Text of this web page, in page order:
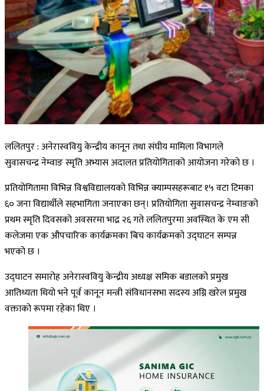
ललितपुर : अनेरास्ववियु केन्द्रीय कानून तथा संघीय मामिला विभागले
सुवासचन्द्र नेम्वाङ स्मृति अभ्यास अदालत प्रतियोगिताको आयोजना गरेको छ ।
प्रतियोगितामा विभिन्न विश्वविद्यालयको विभिन्न क्याम्पसहरूबाट १५ वटा टिमका
६० जना विद्यार्थीले सहभागिता जनाएका छन्। प्रतियोगिता सुवासचन्द्र नेम्वाङको
प्रथम स्मृति दिवसको अवसरमा भाद्र २६ गते ललितपुरमा अवस्थित के एम सी
कलेजमा एक औपचारिक कार्यक्रमका बिच कार्यक्रमको उद्घाटन सम्पन्न
भएको छ ।
उद्घाटन समारोह अनेरास्ववियु केन्द्रीय अध्यक्ष समिक बडालको प्रमुख
आतिथ्यता थियो भने पूर्व कानून मन्त्री संविधानसभा सदस्य अग्नि खरेल प्रमुख
वक्ताको रूपमा रहेका थिए ।